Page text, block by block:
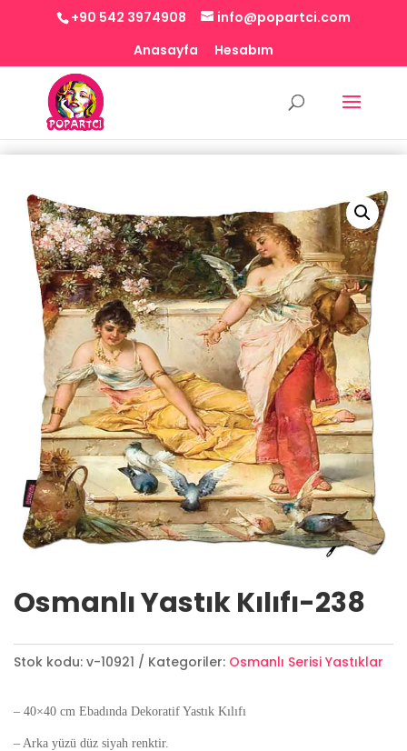
+90 542 3974908
info@popartci.com
Anasayfa
Hesabım
Osmanlı Yastık Kılıfı-238
Stok kodu: v-10921 Kategoriler: Osmanlı Serisi Yastıklar
– 40×40 cm Ebadında Dekoratif Yastık Kılıfı
– Arka yüzü düz siyah renktir.